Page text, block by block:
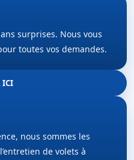
surprises. Nous vous
toutes vos demandes.
ICI
nous sommes les
de volets à